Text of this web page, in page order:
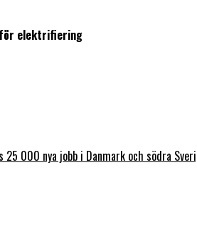
elektrifiering
25 000 nya jobb i Danmark och södra